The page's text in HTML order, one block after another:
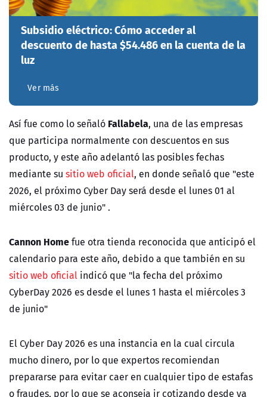
Subsidio eléctrico: Cómo acceder al
descuento de hasta $54.486 en la cuenta de la
luz
Ver más
Así fue como lo señaló Fallabela, una de las empresas
que participa normalmente con descuentos en sus
producto, y este año adelantó las posibles fechas
mediante su sitio web oficial, en donde señaló que "este
2026, el próximo Cyber Day será desde el lunes 01 al
miércoles 03 de junio" .
Cannon Homefue otra tienda reconocida que anticipó el
calendario para este año, debido a que también en su
sitio web oficial indicó que "la fecha del próximo
CyberDay 2026 es desde el lunes 1 hasta el miércoles 3
de junio"
El Cyber Day 2026 es una instancia en la cual circula
mucho dinero, por lo que expertos recomiendan
prepararse para evitar caer en cualquier tipo de estafas
o fraudes, por lo que se aconseja ir cotizando desde ya